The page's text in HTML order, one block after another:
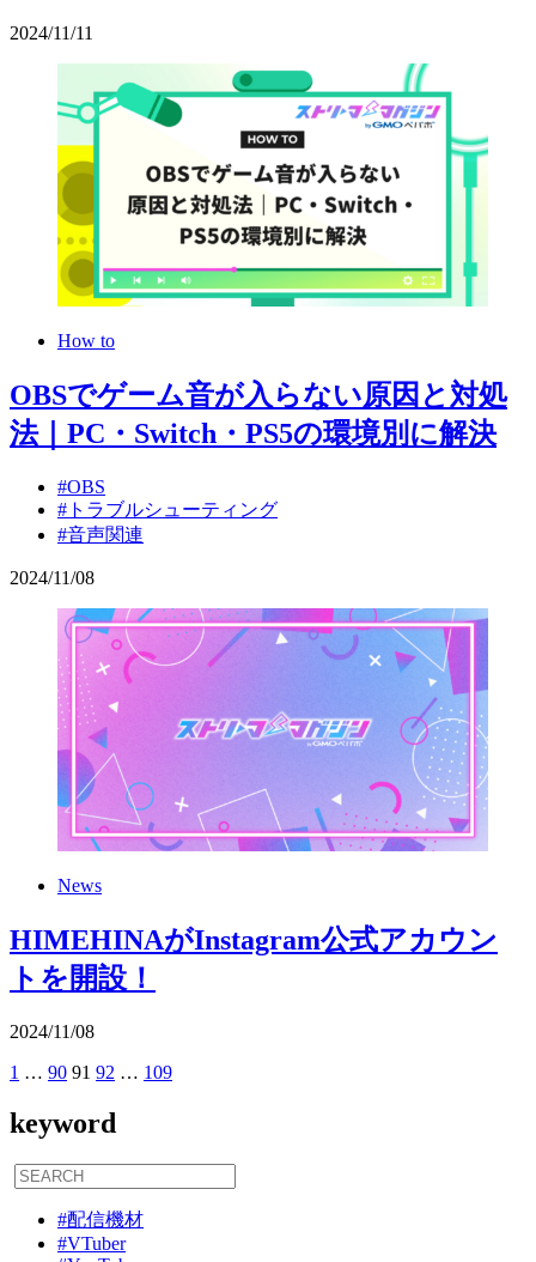
2024/11/11
How to
OBSでゲーム音が入らない原因と対処
法｜PC・Switch・PS5の環境別に解決
#OBS
#トラブルシューティング
#音声関連
2024/11/08
News
HIMEHINAがInstagram公式アカウン
トを開設！
2024/11/08
投
稿
の
ペ
前
1 … 90 91 92 … 109次
keyword
#配信機材
#VTuber